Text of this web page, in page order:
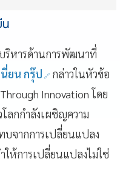
ริหารด้านการพัฒนาที่
นี่ยน กรุ๊ป กล่าวในหัวข้อ
Innovation โดย
ลกกำลังเผชิญความ
บจากการเปลี่ยนแปลง
ห้การเปลี่ยนแปลงไม่ใช่